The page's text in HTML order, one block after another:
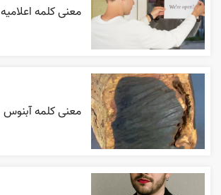
معنی کلمه اعلاميه
معنی کلمه آبنوس